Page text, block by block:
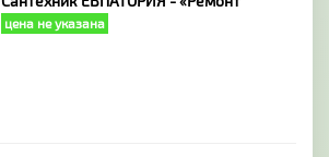
цена не указана